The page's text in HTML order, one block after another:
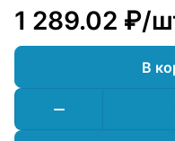
1 289.02 ₽/
В